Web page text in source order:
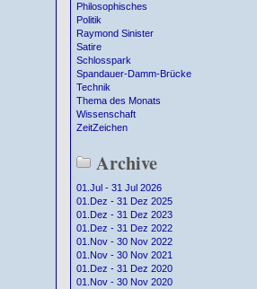
Philosophisches
Politik
Raymond Sinister
Satire
Schlosspark
Spandauer-Damm-Brücke
Technik
Thema des Monats
Wissenschaft
ZeitZeichen
Archive
01.Jul - 31 Jul 2026
01.Dez - 31 Dez 2025
01.Dez - 31 Dez 2023
01.Dez - 31 Dez 2022
01.Nov - 30 Nov 2022
01.Nov - 30 Nov 2021
01.Dez - 31 Dez 2020
01.Nov - 30 Nov 2020